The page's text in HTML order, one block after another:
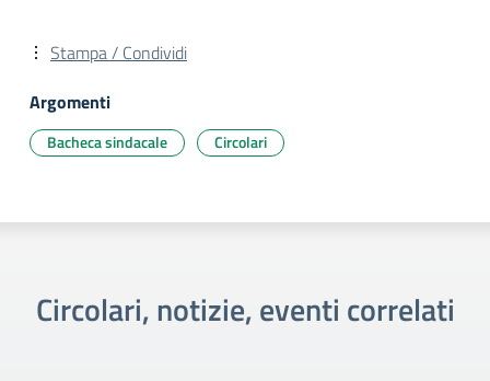
Stampa / Condividi
Argomenti
Bacheca sindacale Circolari
Circolari, notizie, eventi correlati